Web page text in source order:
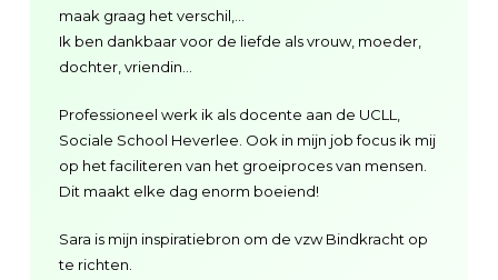
maak graag het verschil,…
Ik ben dankbaar voor de liefde als vrouw, moeder,
dochter, vriendin…
Professioneel werk ik als docente aan de UCLL,
Sociale School Heverlee. Ook in mijn job focus ik mij
op het faciliteren van het groeiproces van mensen.
Dit maakt elke dag enorm boeiend!
Sara is mijn inspiratiebron om de vzw Bindkracht op
te richten.